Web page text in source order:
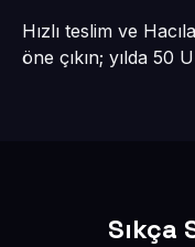
Hızlı teslim ve
öne çıkın; yılda 50
Sıkça